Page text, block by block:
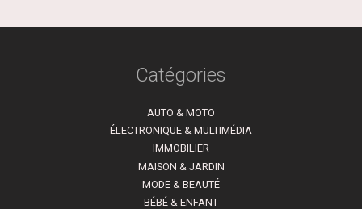
Catégories
AUTO & MOTO
ÉLECTRONIQUE & MULTIMÉDIA
IMMOBILIER
MAISON & JARDIN
MODE & BEAUTÉ
BÉBÉ & ENFANT